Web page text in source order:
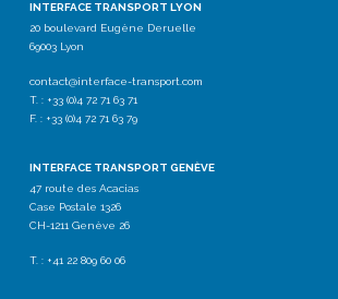
INTERFACE TRANSPORT LYON
20 boulevard Eugène Deruelle
69003 Lyon
contact@interface-transport.com
T. : +33 (0)4 72 71 63 71
F. : +33 (0)4 72 71 63 79
INTERFACE TRANSPORT GENÈVE
47 route des Acacias
Case Postale 1326
CH-1211 Genève 26
T. : +41 22 809 60 06